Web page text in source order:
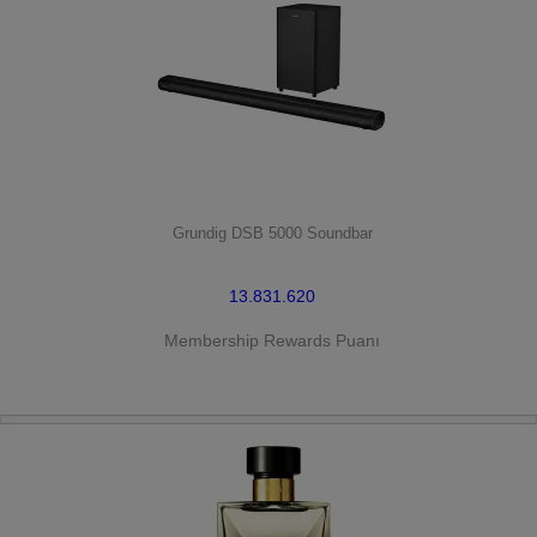
Grundig DSB 5000 Soundbar
13.831.620
Membership Rewards Puanı